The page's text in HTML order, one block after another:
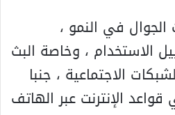
الجوال في النمو ،
الاستخدام ، وخاصة البث
الاجتماعية ، جنبا
الإنترنت عبر الهاتف